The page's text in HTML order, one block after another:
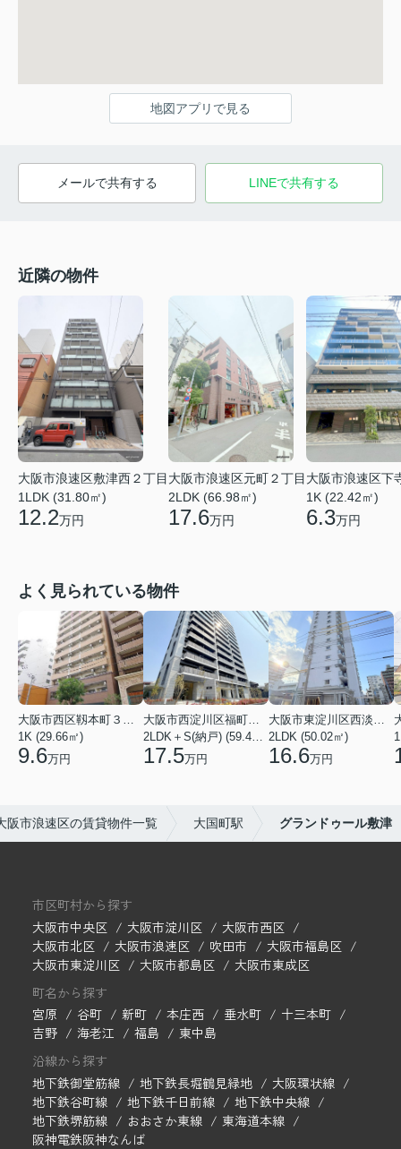
地図アプリで見る
メールで共有する LINEで共有する
近隣の物件
大阪市浪速区敷津西２丁目
1LDK (31.80㎡)
12.2万円
大阪市浪速区元町２丁目
2LDK (66.98㎡)
17.6万円
大阪市浪速区下
1K (22.42㎡)
6.3万円
よく見られている物件
大阪市西区靱本町３丁目
1K (29.66㎡)
9.6万円
大阪市西淀川区福町２丁目
2LDK＋S(納戸) (59.48㎡)
17.5万円
大阪市東淀川区西淡路１丁目
2LDK (50.02㎡)
16.6万円
阪市浪速区の賃貸物件一覧 大国町駅 グランドゥール敷津
市区町村から探す
大阪市中央区
大阪市淀川区
大阪市西区
大阪市北区
大阪市浪速区 吹田市
大阪市福島区
大阪市東淀川区
大阪市都島区
大阪市東成区
町名から探す
宮原
谷町 新町 本庄西 垂水町
十三本町
吉野
海老江 福島
東中島
沿線から探す
地下鉄御堂筋線
地下鉄長堀鶴見緑地
大阪環状線
地下鉄谷町線
地下鉄千日前線
地下鉄中央線
地下鉄堺筋線
おおさか東線
東海道本線
阪神電鉄阪神なんば